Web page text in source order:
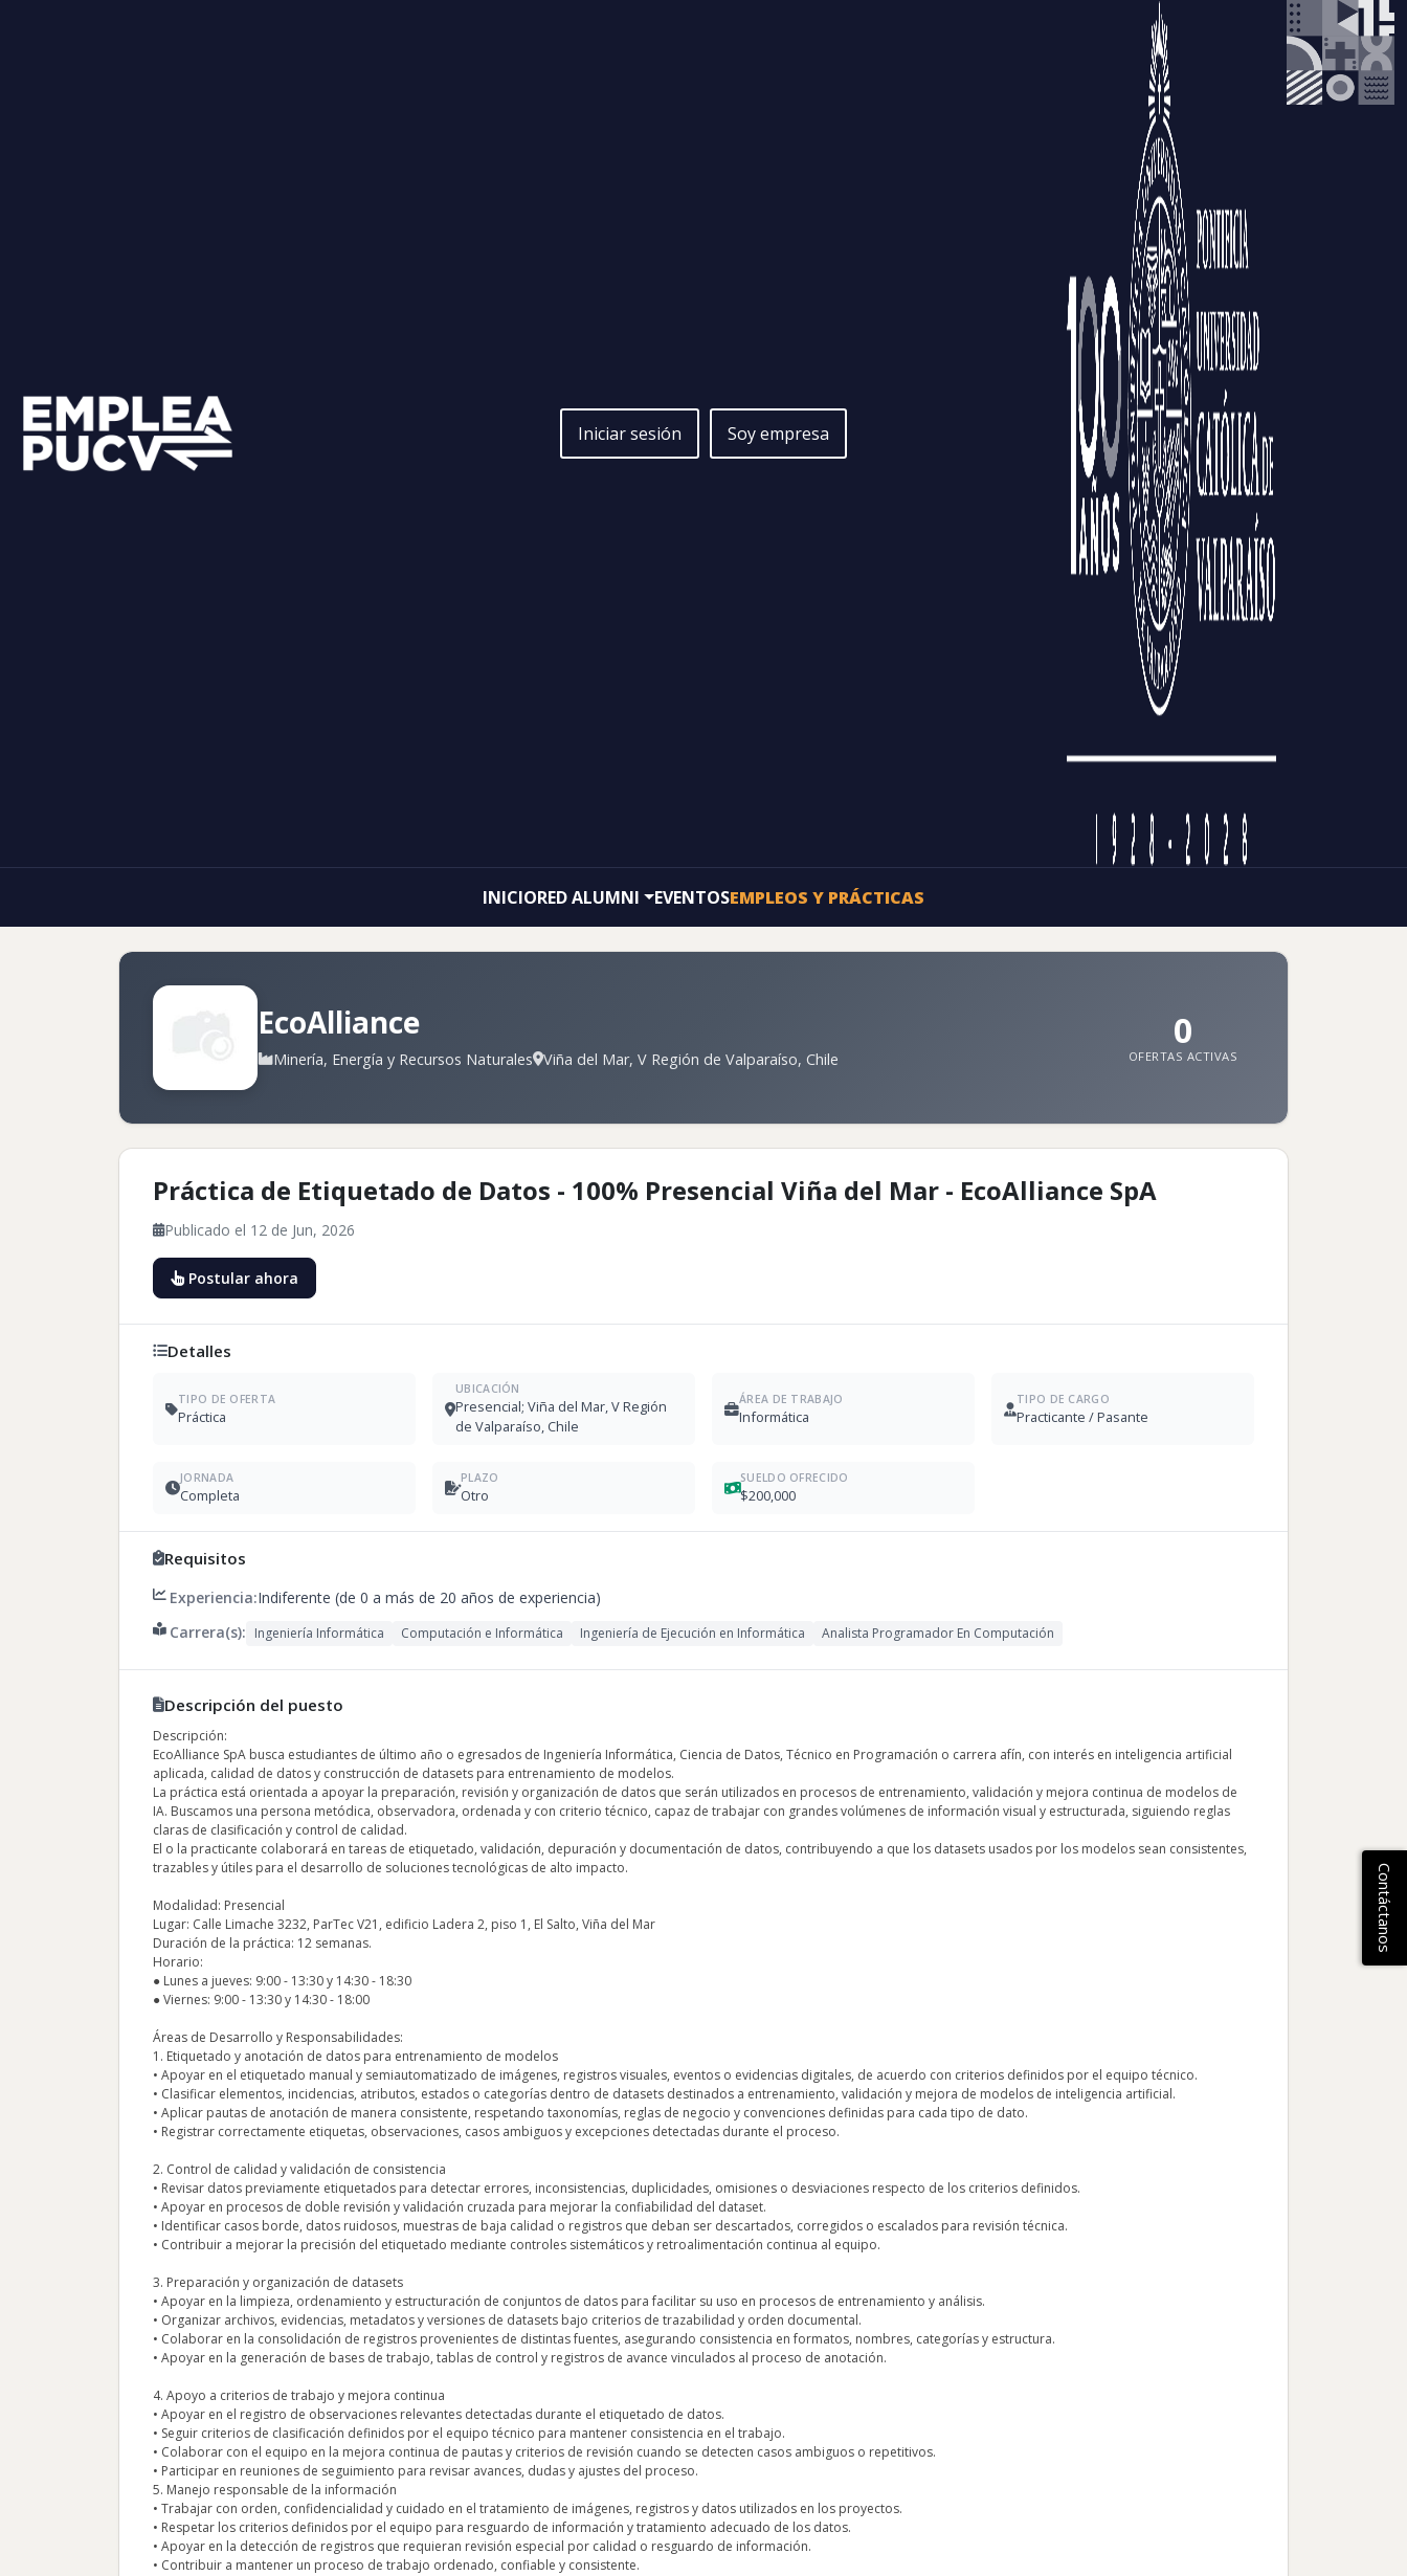
Iniciar sesión Soy empresa
INICIORED ALUMNI EVENTOSEMPLEOS Y PRÁCTICAS
EcoAlliance
Minería, Energía y Recursos Naturales Viña del Mar, V Región de Valparaíso, Chile
0
OFERTAS ACTIVAS
Práctica de Etiquetado de Datos - 100% Presencial Viña del Mar - EcoAlliance SpA
Publicado el 12 de Jun, 2026
Postular ahora
Detalles
TIPO DE OFERTA
Práctica
UBICACIÓN
Presencial; Viña del Mar, V Región
de Valparaíso, Chile
ÁREA DE TRABAJO
Informática
TIPO DE CARGO
Practicante / Pasante
JORNADA
Completa
PLAZO
Otro
SUELDO OFRECIDO
$200,000
Requisitos
Experiencia:Indiferente (de 0 a más de 20 años de experiencia)
Carrera(s): Ingeniería Informática Computación e Informática Ingeniería de Ejecución en Informática Analista Programador En Computación
Descripción del puesto
Descripción:
EcoAlliance SpA busca estudiantes de último año o egresados de Ingeniería Informática, Ciencia de Datos, Técnico en Programación o carrera afín, con interés en inteligencia artificial
aplicada, calidad de datos y construcción de datasets para entrenamiento de modelos.
La práctica está orientada a apoyar la preparación, revisión y organización de datos que serán utilizados en procesos de entrenamiento, validación y mejora continua de modelos de
IA. Buscamos una persona metódica, observadora, ordenada y con criterio técnico, capaz de trabajar con grandes volúmenes de información visual y estructurada, siguiendo reglas
claras de clasificación y control de calidad.
El o la practicante colaborará en tareas de etiquetado, validación, depuración y documentación de datos, contribuyendo a que los datasets usados por los modelos sean consistentes,
trazables y útiles para el desarrollo de soluciones tecnológicas de alto impacto.
Modalidad: Presencial
Lugar: Calle Limache 3232, ParTec V21, edificio Ladera 2, piso 1, El Salto, Viña del Mar
Duración de la práctica: 12 semanas.
Horario:
● Lunes a jueves: 9:00 - 13:30 y 14:30 - 18:30
● Viernes: 9:00 - 13:30 y 14:30 - 18:00
Áreas de Desarrollo y Responsabilidades:
1. Etiquetado y anotación de datos para entrenamiento de modelos
• Apoyar en el etiquetado manual y semiautomatizado de imágenes, registros visuales, eventos o evidencias digitales, de acuerdo con criterios definidos por el equipo técnico.
• Clasificar elementos, incidencias, atributos, estados o categorías dentro de datasets destinados a entrenamiento, validación y mejora de modelos de inteligencia artificial.
• Aplicar pautas de anotación de manera consistente, respetando taxonomías, reglas de negocio y convenciones definidas para cada tipo de dato.
• Registrar correctamente etiquetas, observaciones, casos ambiguos y excepciones detectadas durante el proceso.
2. Control de calidad y validación de consistencia
• Revisar datos previamente etiquetados para detectar errores, inconsistencias, duplicidades, omisiones o desviaciones respecto de los criterios definidos.
• Apoyar en procesos de doble revisión y validación cruzada para mejorar la confiabilidad del dataset.
• Identificar casos borde, datos ruidosos, muestras de baja calidad o registros que deban ser descartados, corregidos o escalados para revisión técnica.
• Contribuir a mejorar la precisión del etiquetado mediante controles sistemáticos y retroalimentación continua al equipo.
3. Preparación y organización de datasets
• Apoyar en la limpieza, ordenamiento y estructuración de conjuntos de datos para facilitar su uso en procesos de entrenamiento y análisis.
• Organizar archivos, evidencias, metadatos y versiones de datasets bajo criterios de trazabilidad y orden documental.
• Colaborar en la consolidación de registros provenientes de distintas fuentes, asegurando consistencia en formatos, nombres, categorías y estructura.
• Apoyar en la generación de bases de trabajo, tablas de control y registros de avance vinculados al proceso de anotación.
4. Apoyo a criterios de trabajo y mejora continua
• Apoyar en el registro de observaciones relevantes detectadas durante el etiquetado de datos.
• Seguir criterios de clasificación definidos por el equipo técnico para mantener consistencia en el trabajo.
• Colaborar con el equipo en la mejora continua de pautas y criterios de revisión cuando se detecten casos ambiguos o repetitivos.
• Participar en reuniones de seguimiento para revisar avances, dudas y ajustes del proceso.
5. Manejo responsable de la información
• Trabajar con orden, confidencialidad y cuidado en el tratamiento de imágenes, registros y datos utilizados en los proyectos.
• Respetar los criterios definidos por el equipo para resguardo de información y tratamiento adecuado de los datos.
• Apoyar en la detección de registros que requieran revisión especial por calidad o resguardo de información.
• Contribuir a mantener un proceso de trabajo ordenado, confiable y consistente.
Contáctanos